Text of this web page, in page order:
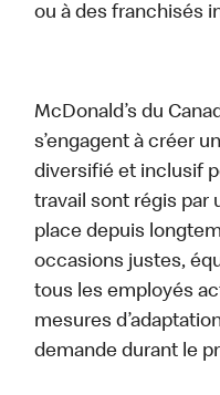
ou à des franchisés
McDonald’s du
s’engagent à créer
diversifié et inclusif
travail sont régis par
place depuis
occasions justes,
tous les employés
mesures
demande durant le